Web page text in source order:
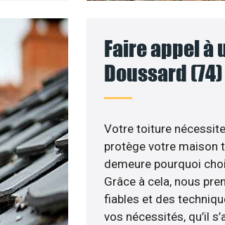
Faire appel à
Doussard (74)
Votre toiture
protège votre maison
demeure pourquoi
Grâce à cela, nous
fiables et des
vos nécessités, qu’il